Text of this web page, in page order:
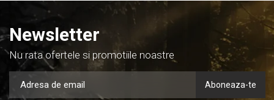
Newsletter
Nu rata ofertele si promotiile noastre